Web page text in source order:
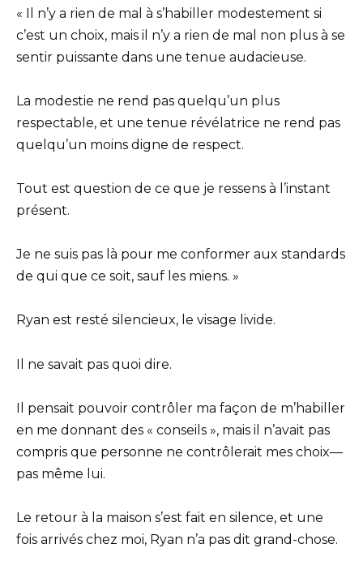
« Il n’y a rien de mal à s’habiller modestement si
c’est un choix, mais il n’y a rien de mal non plus à se
sentir puissante dans une tenue audacieuse.
La modestie ne rend pas quelqu’un plus
respectable, et une tenue révélatrice ne rend pas
quelqu’un moins digne de respect.
Tout est question de ce que je ressens à l’instant
présent.
Je ne suis pas là pour me conformer aux standards
de qui que ce soit, sauf les miens. »
Ryan est resté silencieux, le visage livide.
Il ne savait pas quoi dire.
Il pensait pouvoir contrôler ma façon de m’habiller
en me donnant des « conseils », mais il n’avait pas
compris que personne ne contrôlerait mes choix—
pas même lui.
Le retour à la maison s’est fait en silence, et une
fois arrivés chez moi, Ryan n’a pas dit grand-chose.